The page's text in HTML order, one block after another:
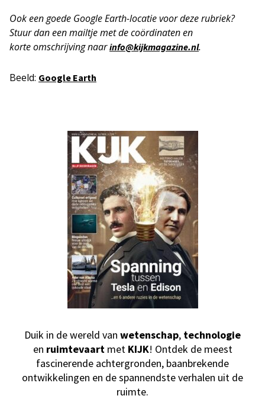
Ook een goede Google Earth-locatie voor deze rubriek?
Stuur dan een mailtje met de coördinaten en
korteomschrijving naarinfo@kijkmagazine.nl.
Beeld: Google Earth
Duik in de wereld van wetenschap, technologie
en ruimtevaartmet KIJK! Ontdek de meest
fascinerende achtergronden, baanbrekende
ontwikkelingen en de spannendste verhalen uit de
ruimte.